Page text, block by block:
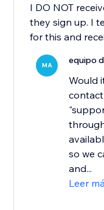
I DO NOT
they sign up. I
for this and
MA equipo
Would
so we
and...
Leer